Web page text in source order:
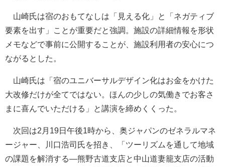
山崎氏は宿のおもてなしは「見える化」と「ネガティブ
要素を出す」ことが重要だと強調。施設の詳細情報を形状
メモなどで事前に公開することが、施設利用者の安心につ
ながるとした。
山崎氏は「宿のユニバーサルデザイン化はお金をかけた
大改修だけが全てではない。ほんの少しの気働きでお客さ
まに喜んでいただける」と講演を締めくくった。
次回は2月19日午後1時から、奥ジャパンのゼネラルマネ
ージャー、川口浩司氏を招き、「ツーリズムを通して地域
の課題を解消する―熊野古道支店と中山道妻籠支店の活動